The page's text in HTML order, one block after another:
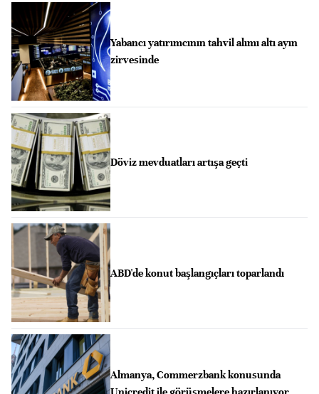
Yabancı yatırımcının tahvil alımı altı ayın
zirvesinde
Döviz mevduatları artışa geçti
ABD'de konut başlangıçları toparlandı
Almanya, Commerzbank konusunda